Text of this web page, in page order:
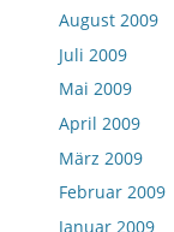
August 2009
Juli 2009
Mai 2009
April 2009
März 2009
Februar 2009
Januar 2009